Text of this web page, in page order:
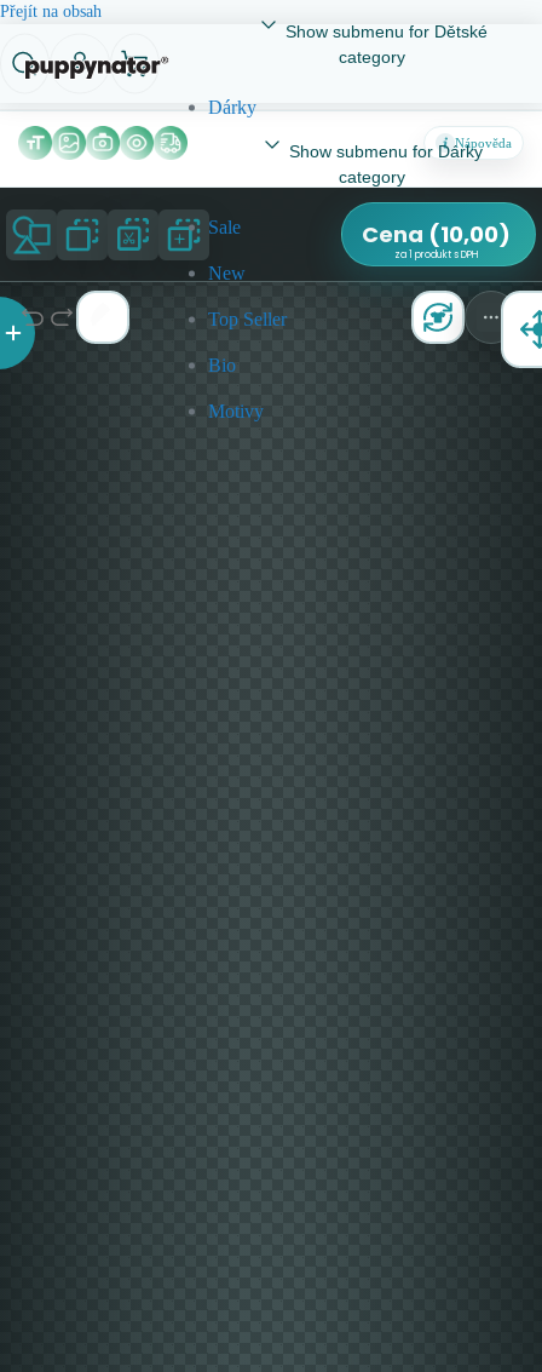
Přejít na obsah
Show submenu for Dětské
category
Dárky
Show submenu for Dárky
category
Sale
New
Top Seller
Bio
Motivy
Nápověda
Cena (10,00)
za 1 produkt s DPH